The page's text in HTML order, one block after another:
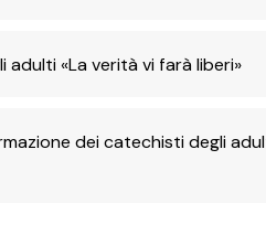
adulti «La verità vi farà liberi»
dei catechisti degli